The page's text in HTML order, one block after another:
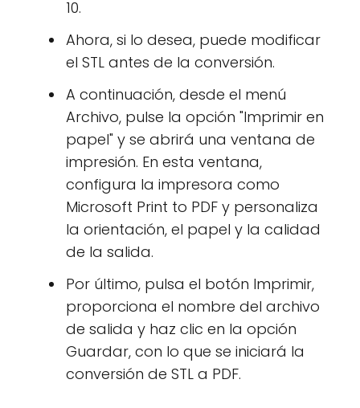
10.
Ahora, si lo desea, puede modificar
el STL antes de la conversión.
A continuación, desde el menú
Archivo, pulse la opción "Imprimir en
papel" y se abrirá una ventana de
impresión. En esta ventana,
configura la impresora como
Microsoft Print to PDF y personaliza
la orientación, el papel y la calidad
de la salida.
Por último, pulsa el botón Imprimir,
proporciona el nombre del archivo
de salida y haz clic en la opción
Guardar, con lo que se iniciará la
conversión de STL a PDF.